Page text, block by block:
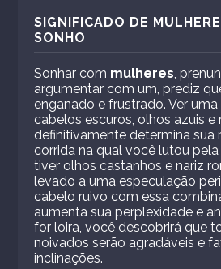
SIGNIFICADO DE
SONHO
Sonhar com mulheres,
argumentar com um, prediz
enganado e frustrado. Ver
cabelos escuros, olhos azuis e
definitivamente determina sua
corrida na qual você lutou pela
tiver olhos castanhos e nariz
levado a uma especulação
cabelo ruivo com essa
aumenta sua perplexidade e
for loira, você descobrirá que
noivados serão agradáveis ​​e
inclinações.